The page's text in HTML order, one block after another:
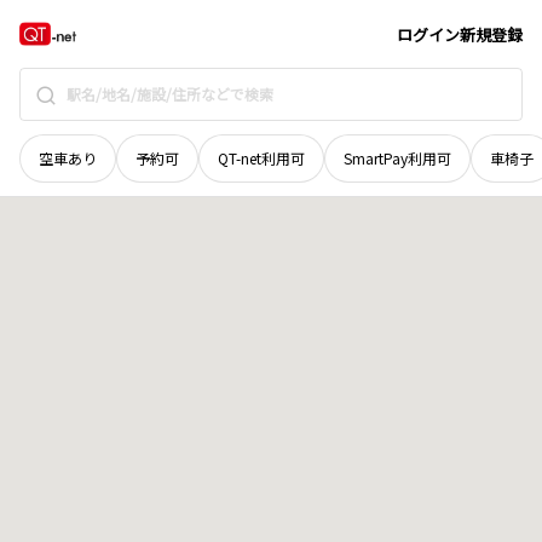
ログイン新規登録
空車あり 予約可 QT-net利用可 SmartPay利用可 車椅子
茨城県